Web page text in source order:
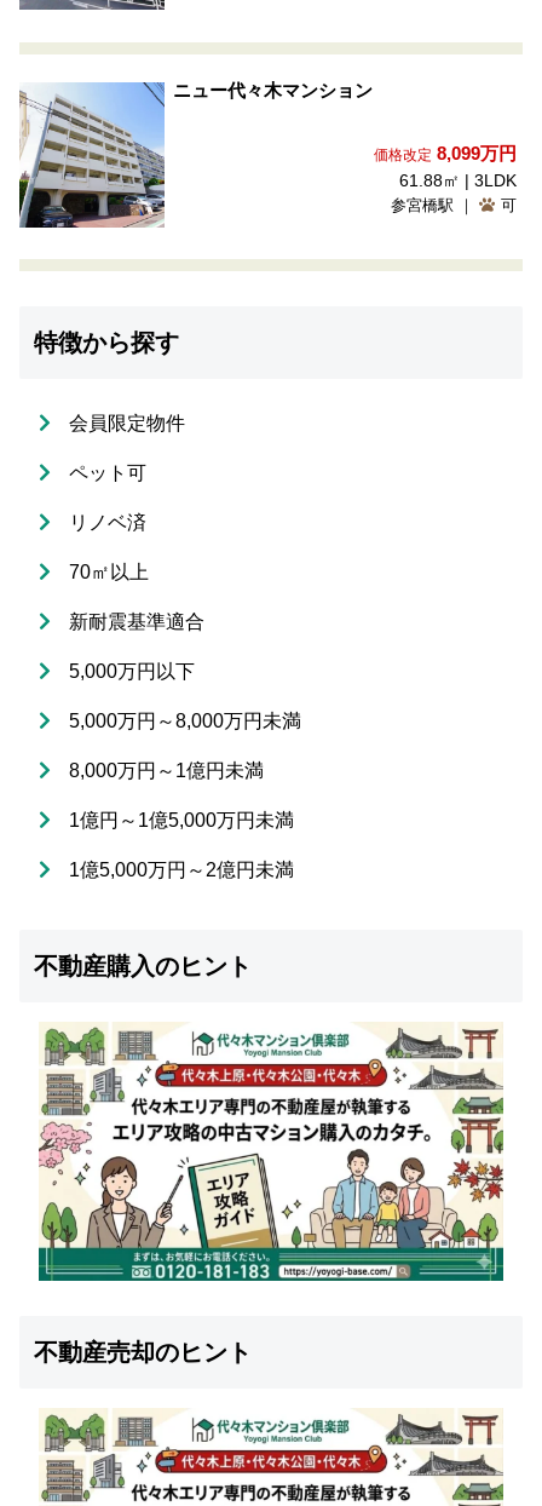
ニュー代々木マンション
価格改定 8,099万円
61.88㎡ | 3LDK
参宮橋駅 ｜ 可
特徴から探す
会員限定物件
ペット可
リノベ済
70㎡以上
新耐震基準適合
5,000万円以下
5,000万円～8,000万円未満
8,000万円～1億円未満
1億円～1億5,000万円未満
1億5,000万円～2億円未満
不動産購入のヒント
不動産売却のヒント